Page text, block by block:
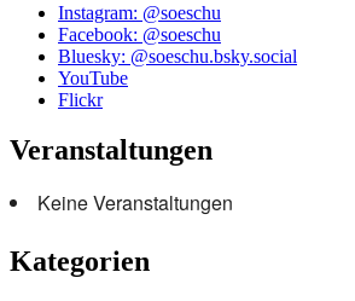
Instagram: @soeschu
Facebook: @soeschu
Bluesky: @soeschu.bsky.social
YouTube
Flickr
Veranstaltungen
Keine Veranstaltungen
Kategorien